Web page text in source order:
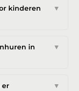
kinderen
▼
in
▼
er
▼